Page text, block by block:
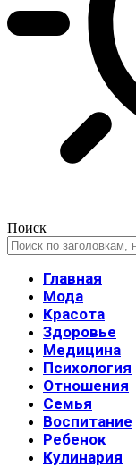
Поиск
Главная
Мода
Красота
Здоровье
Медицина
Психология
Отношения
Семья
Воспитание
Ребенок
Кулинария